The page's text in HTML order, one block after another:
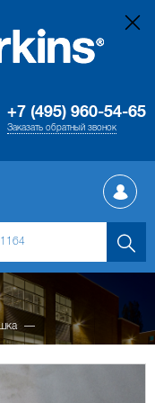
+7 (495) 960-54-65
Заказать обратный звонок